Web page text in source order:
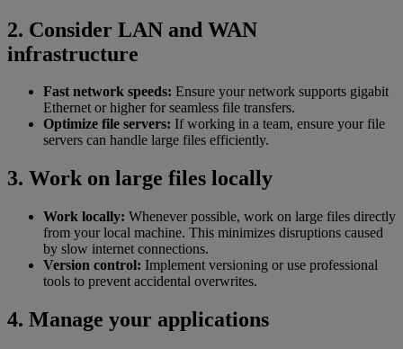
2. Consider LAN and WAN
infrastructure
Fast network speeds: Ensure your network supports gigabit
Ethernet or higher for seamless file transfers.
Optimize file servers: If working in a team, ensure your file
servers can handle large files efficiently.
3. Work on large files locally
Work locally: Whenever possible, work on large files directly
from your local machine. This minimizes disruptions caused
by slow internet connections.
Version control: Implement versioning or use professional
tools to prevent accidental overwrites.
4. Manage your applications